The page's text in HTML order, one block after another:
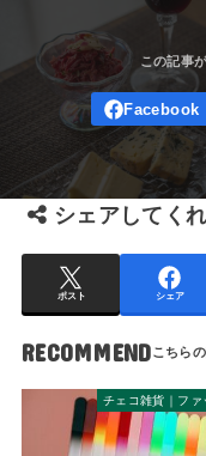
シェアしてく
ポスト シェア
RECOMMEND
チェコ雑貨｜ファ